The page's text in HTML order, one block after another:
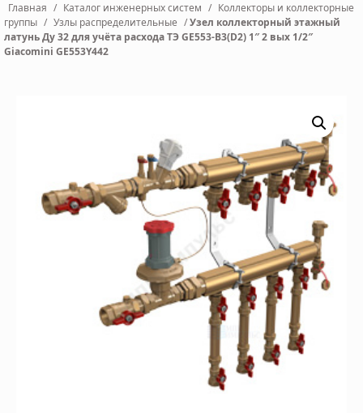
Главная / Каталог инженерных систем / Коллекторы и коллекторные
группы / Узлы распределительные /Узел коллекторный этажный
латунь Ду 32 для учёта расхода ТЭ GE553-B3(D2) 1″ 2 вых 1/2″
Giacomini GE553Y442